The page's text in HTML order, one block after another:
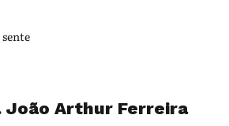
João Arthur Ferreira